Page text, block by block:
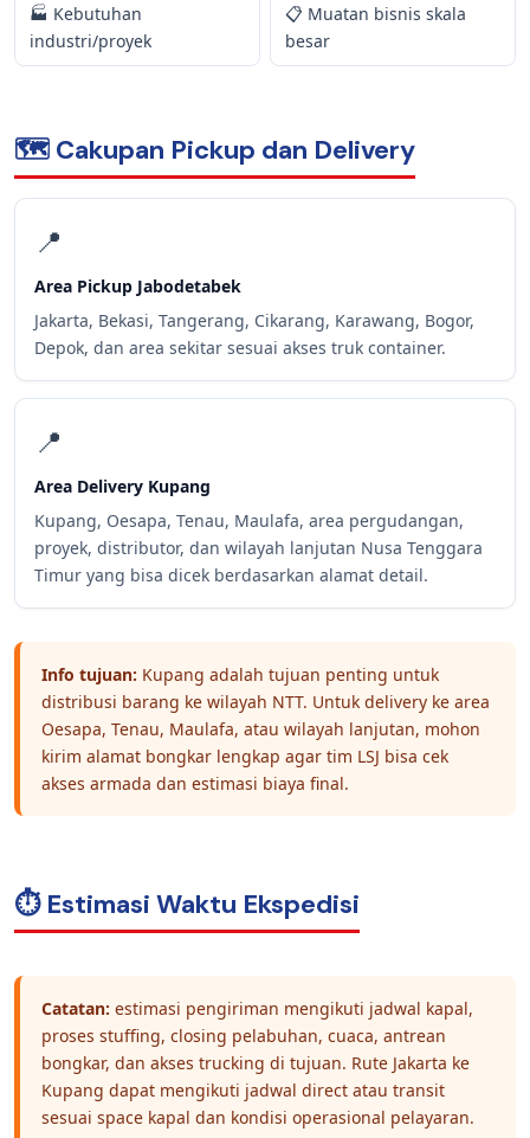
🏭 Kebutuhan
industri/proyek
📋 Muatan bisnis skala
besar
🗺️ Cakupan Pickup dan Delivery
📍
Area Pickup Jabodetabek
Jakarta, Bekasi, Tangerang, Cikarang, Karawang, Bogor,
Depok, dan area sekitar sesuai akses truk container.
📍
Area Delivery Kupang
Kupang, Oesapa, Tenau, Maulafa, area pergudangan,
proyek, distributor, dan wilayah lanjutan Nusa Tenggara
Timur yang bisa dicek berdasarkan alamat detail.
Info tujuan: Kupang adalah tujuan penting untuk
distribusi barang ke wilayah NTT. Untuk delivery ke area
Oesapa, Tenau, Maulafa, atau wilayah lanjutan, mohon
kirim alamat bongkar lengkap agar tim LSJ bisa cek
akses armada dan estimasi biaya final.
⏱️ Estimasi Waktu Ekspedisi
Catatan: estimasi pengiriman mengikuti jadwal kapal,
proses stuffing, closing pelabuhan, cuaca, antrean
bongkar, dan akses trucking di tujuan. Rute Jakarta ke
Kupang dapat mengikuti jadwal direct atau transit
sesuai space kapal dan kondisi operasional pelayaran.